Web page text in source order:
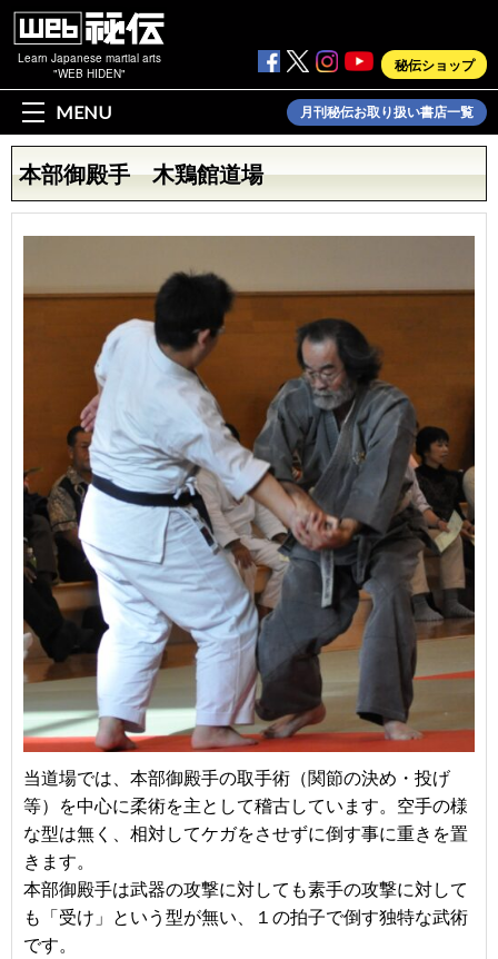
Learn Japanese martial arts
"WEB HIDEN"
秘伝ショップ
MENU 月刊秘伝お取り扱い書店一覧
本部御殿手 木鶏館道場
当道場では、本部御殿手の取手術（関節の決め・投げ
等）を中心に柔術を主として稽古しています。空手の様
な型は無く、相対してケガをさせずに倒す事に重きを置
きます。
本部御殿手は武器の攻撃に対しても素手の攻撃に対して
も「受け」という型が無い、１の拍子で倒す独特な武術
です。